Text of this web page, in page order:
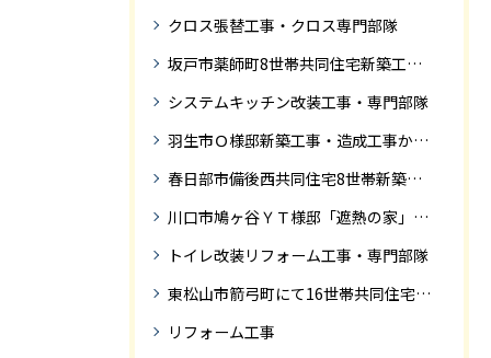
クロス張替工事・クロス専門部隊
坂戸市薬師町8世帯共同住宅新築工事完成迄の紹介です
システムキッチン改装工事・専門部隊
羽生市Ｏ様邸新築工事・造成工事から住宅完成までの紹介
春日部市備後西共同住宅8世帯新築工事完成迄の紹介です。
川口市鳩ヶ谷ＹＴ様邸「遮熱の家」工事状況
トイレ改装リフォーム工事・専門部隊
東松山市箭弓町にて16世帯共同住宅新築工事完成迄の紹介です。
リフォーム工事